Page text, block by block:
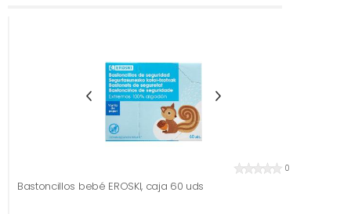
0
Bastoncillos bebé EROSKI, caja 60 uds